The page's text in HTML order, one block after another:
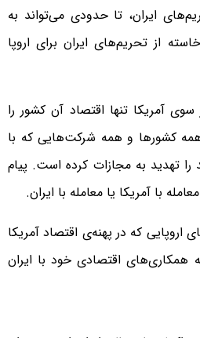
ایران، تا حدودی می‌تواند به
از تحریم‌های ایران برای اروپا
سوی آمریکا تنها اقتصاد آن کشور را
کشورها و همه شرکت‌هایی که با
را تهدید به مجازات کرده است. پیام
با آمریکا یا معامله با ایران.
اروپایی که در پهنه‌ی اقتصاد آمریکا
همکاری‌های اقتصادی خود با ایران